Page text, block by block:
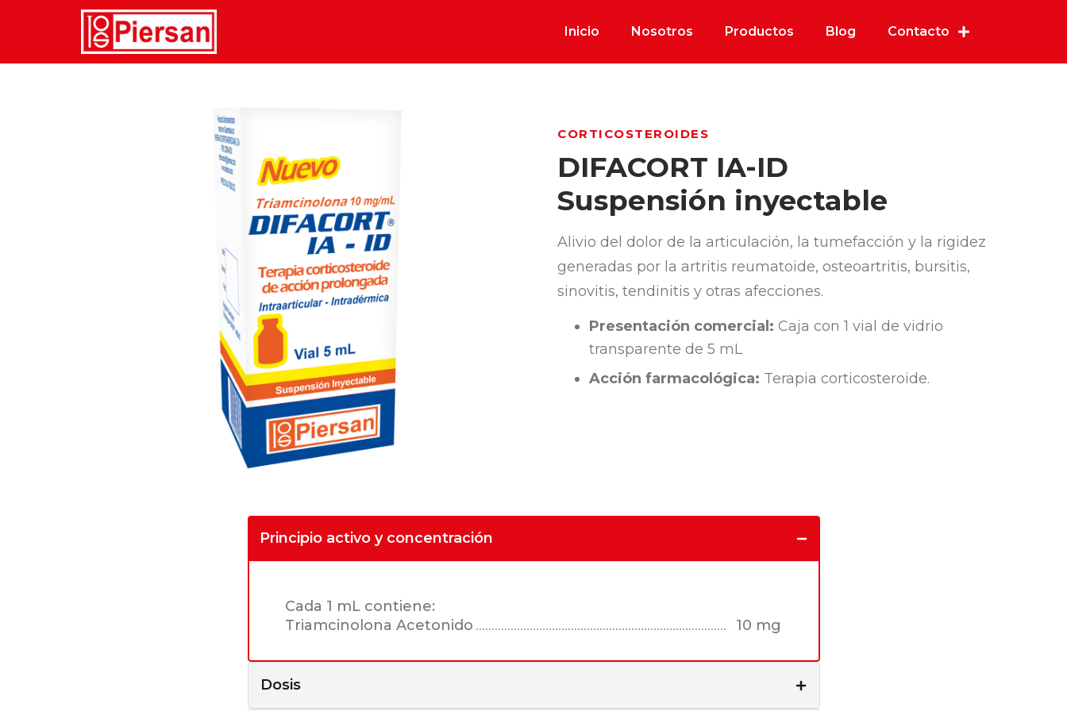
Inicio Nosotros Productos Blog Contacto
CORTICOSTEROIDES
DIFACORT IA-ID
Suspensión inyectable
Alivio del dolor de la articulación, la tumefacción y la rigidez
generadas por la artritis reumatoide, osteoartritis, bursitis,
sinovitis, tendinitis y otras afecciones.
Presentación comercial: Caja con 1 vial de vidrio
transparente de 5 mL
Acción farmacológica: Terapia corticosteroide.
Principio activo y concentración
Cada 1 mL contiene:
Triamcinolona Acetonido
10 mg
Dosis